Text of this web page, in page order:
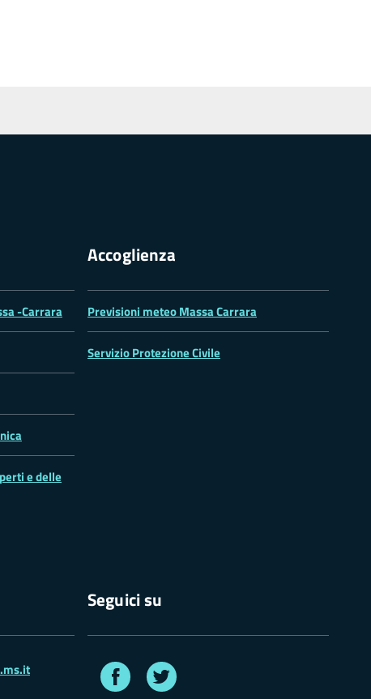
-Carrara
e delle
Accoglienza
Previsioni meteo Massa Carrara
Servizio Protezione Civile
Seguici su
Facebook